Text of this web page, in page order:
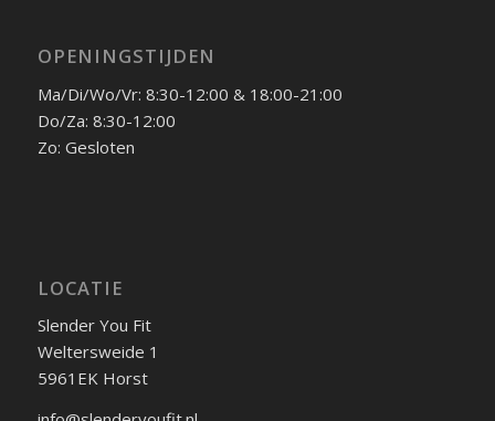
OPENINGSTIJDEN
Ma/Di/Wo/Vr: 8:30-12:00 & 18:00-21:00
Do/Za: 8:30-12:00
Zo: Gesloten
LOCATIE
Slender You Fit
Weltersweide 1
5961EK Horst